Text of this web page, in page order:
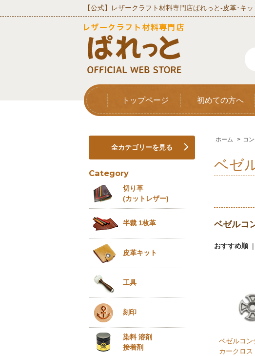
【公式】レザークラフト材料専門店ぱれっと‐皮革･キ
トップページ 初めての方へ
ホーム > コ
ベゼ
ベゼルコ
おすすめ順
ベゼルコン
カークロ
全カテゴリーを見る
Category
切り革
(カットレザー)
半裁 1枚革
皮革キット
工具
刻印
染料 溶剤
接着剤